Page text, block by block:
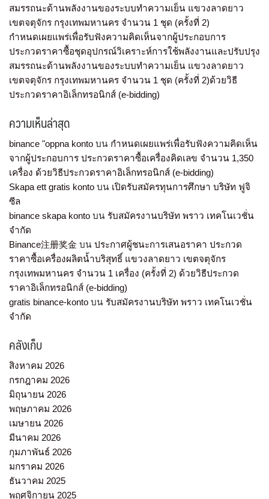
สมรรถนะด้านพลังงานของระบบทำความเย็น แขวงลาดยาว
เขตจตุจักร กรุงเทพมหานคร จำนวน 1 ชุด (ครั้งที่ 2)
กำหนดเผยแพร่เพื่อรับฟังความคิดเห็นจากผู้ประกอบการ
ประกวดราคาซื้อชุดอุปกรณ์วิเคราะห์การใช้พลังงานและปรับปรุง
สมรรถนะด้านพลังงานของระบบทำความเย็น แขวงลาดยาว
เขตจตุจักร กรุงเทพมหานคร จำนวน 1 ชุด (ครั้งที่ 2)ด้วยวิธี
ประกวดราคาอิเล็กทรอนิกส์ (e-bidding)
ความเห็นล่าสุด
binance "oppna konto บน กำหนดเผยแพร่เพื่อรับฟังความคิดเห็น
จากผู้ประกอบการ ประกวดราคาซื้อเครื่องคิดเลข จำนวน 1,350
เครื่อง ด้วยวิธีประกวดราคาอิเล็กทรอนิกส์ (e-bidding)
Skapa ett gratis konto บน เปิดรับสมัครทุนการศึกษา บริษัท ฟูจิ
ซีล
binance skapa konto บน รับสมัครงานบริษัท พราว เทคโนเวชั่น
จำกัด
Binance注册奖金 บน ประกาศผู้ชนะการเสนอราคา ประกวด
ราคาซื้อเครื่องผลิตน้ำบริสุทธิ์ แขวงลาดยาว เขตจตุจักร
กรุงเทพมหานคร จำนวน 1 เครื่อง (ครั้งที่ 2) ด้วยวิธีประกวด
ราคาอิเล็กทรอนิกส์ (e-bidding)
gratis binance-konto บน รับสมัครงานบริษัท พราว เทคโนเวชั่น
จำกัด
คลังเก็บ
สิงหาคม 2026
กรกฎาคม 2026
มิถุนายน 2026
พฤษภาคม 2026
เมษายน 2026
มีนาคม 2026
กุมภาพันธ์ 2026
มกราคม 2026
ธันวาคม 2025
พฤศจิกายน 2025